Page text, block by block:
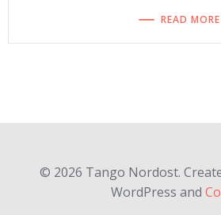
READ MORE
© 2026 Tango Nordost.
WordPress and